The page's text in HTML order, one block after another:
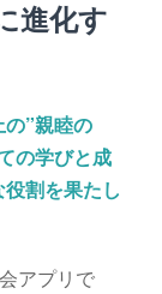
進化す
”親睦の
の学びと成
割を果たし
アプリで